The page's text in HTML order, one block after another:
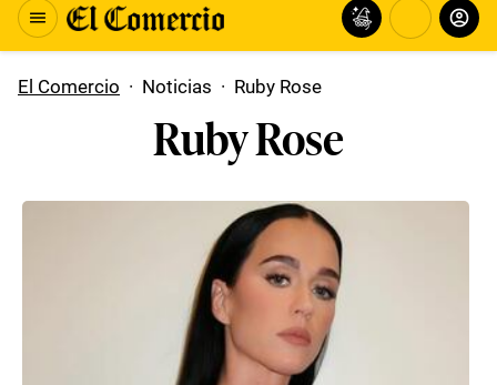
El Comercio · Noticias · Ruby Rose
Ruby Rose